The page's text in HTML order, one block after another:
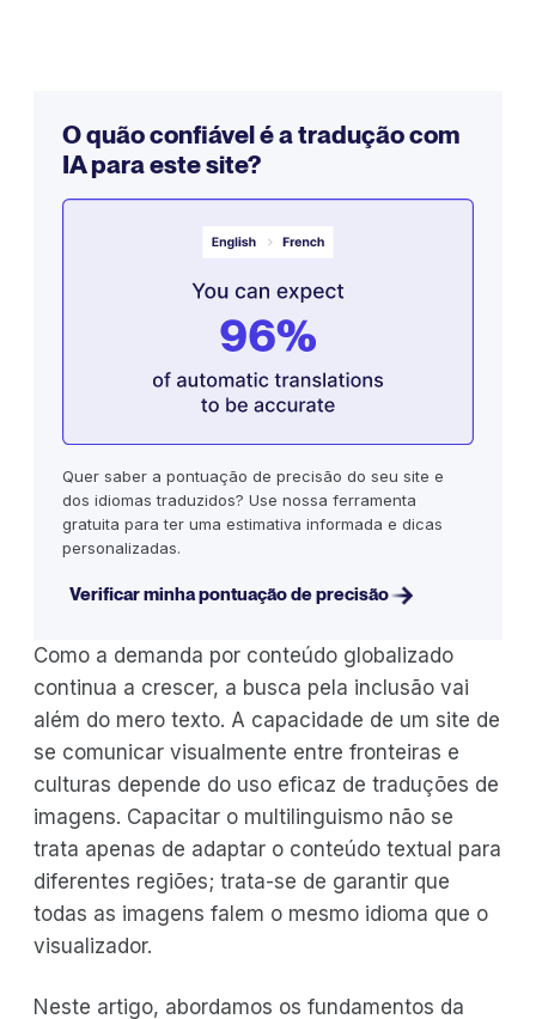
Como a demanda por conteúdo globalizado
continua a crescer, a busca pela inclusão vai
além do mero texto. A capacidade de um site de
se comunicar visualmente entre fronteiras e
culturas depende do uso eficaz de traduções de
imagens. Capacitar o multilinguismo não se
trata apenas de adaptar o conteúdo textual para
diferentes regiões; trata-se de garantir que
todas as imagens falem o mesmo idioma que o
visualizador.
Neste artigo, abordamos os fundamentos da
O quão confiável é a tradução com
IA para este site?
Quer saber a pontuação de precisão do seu site e
dos idiomas traduzidos? Use nossa ferramenta
gratuita para ter uma estimativa informada e dicas
personalizadas.
Verificar minha pontuação de precisão